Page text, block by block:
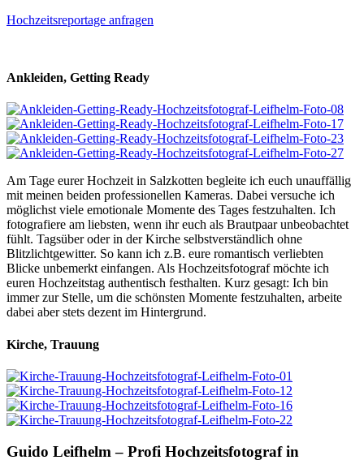
Hochzeitsreportage anfragen
Ankleiden, Getting Ready
Am Tage eurer Hochzeit in Salzkotten begleite ich euch unauffällig
mit meinen beiden professionellen Kameras. Dabei versuche ich
möglichst viele emotionale Momente des Tages festzuhalten. Ich
fotografiere am liebsten, wenn ihr euch als Brautpaar unbeobachtet
fühlt. Tagsüber oder in der Kirche selbstverständlich ohne
Blitzlichtgewitter. So kann ich z.B. eure romantisch verliebten
Blicke unbemerkt einfangen. Als Hochzeitsfotograf möchte ich
euren Hochzeitstag authentisch festhalten. Kurz gesagt: Ich bin
immer zur Stelle, um die schönsten Momente festzuhalten, arbeite
dabei aber stets dezent im Hintergrund.
Kirche, Trauung
Guido Leifhelm – Profi Hochzeitsfotograf in